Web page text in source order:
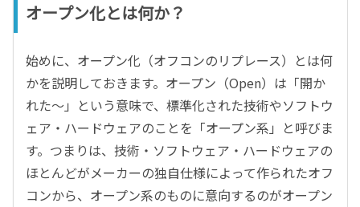
オープン化とは何か？
始めに、オープン化（オフコンのリプレース）とは何
かを説明しておきます。オープン（Open）は「開か
れた～」という意味で、標準化された技術やソフトウ
ェア・ハードウェアのことを「オープン系」と呼びま
す。つまりは、技術・ソフトウェア・ハードウェアの
ほとんどがメーカーの独自仕様によって作られたオフ
コンから、オープン系のものに意向するのがオープン